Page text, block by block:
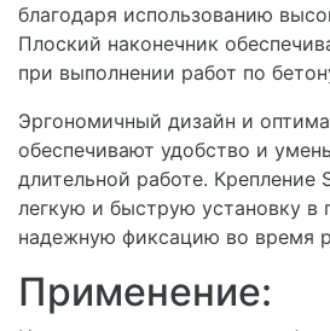
благодаря использованию
Плоский наконечник
при выполнении работ по
Эргономичный дизайн и
обеспечивают удобство и
длительной работе. Крепление
легкую и быструю установку в
надежную фиксацию во время
Применение: